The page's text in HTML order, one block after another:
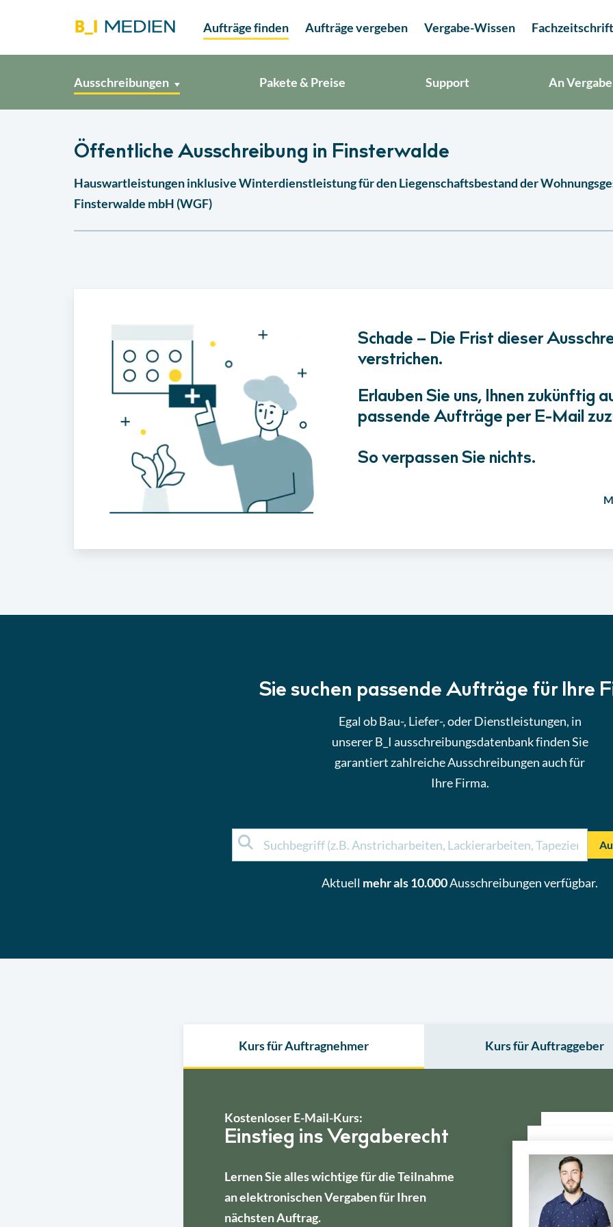
Aufträge finden Aufträge vergeben Vergabe-Wissen
Ausschreibungen Pakete & Preise Support An
Öffentliche Ausschreibung in Finsterwalde
Hauswartleistungen inklusive Winterdienstleistung für den Liegenschaftsbestand der
Finsterwalde mbH (WGF)
Schade – Die Frist dieser
verstrichen.
Erlauben Sie uns, Ihnen zukünftig
passende Aufträge per E-Mail
So verpassen Sie nichts.
Sie suchen passende Aufträge für Ihre
Egal ob Bau-, Liefer-, oder Dienstleistungen, in
unserer B_I ausschreibungsdatenbank finden Sie
garantiert zahlreiche Ausschreibungen auch für
Ihre Firma.
Aktuell mehr als 10.000Ausschreibungen verfügbar.
Kurs für Auftragnehmer Kurs für Auftraggeber
Kostenloser E-Mail-Kurs:
Einstieg ins Vergaberecht
Lernen Sie alles wichtige für die Teilnahme
an elektronischen Vergaben für Ihren
nächsten Auftrag.